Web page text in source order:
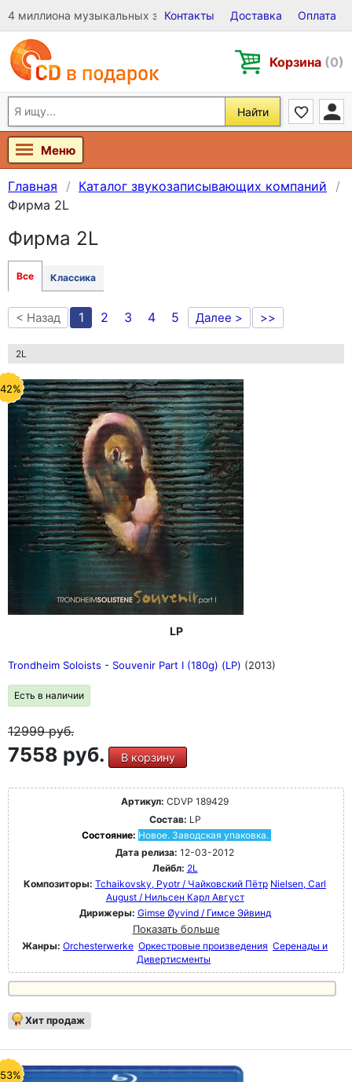
4 миллиона музыкальных записей на Виниле, CD и DVD
Контакты Доставка Оплата
Корзина (0)
Найти
Меню
Главная
Каталог звукозаписывающих компаний
Фирма 2L
Фирма 2L
Все Классика
< Назад 1 2 3 4 5 Далее > >>
2L
LP
Trondheim Soloists - Souvenir Part I (180g) (LP) (2013)
Есть в наличии
12999руб.
7558 руб. В корзину
Артикул: CDVP 189429
Состав: LP
Состояние: Новое. Заводская упаковка.
Дата релиза: 12-03-2012
Лейбл: 2L
Композиторы: Tchaikovsky, Pyotr / Чайковский Пётр Nielsen, Carl
August / Нильсен Карл Август
Дирижеры: Gimse Øyvind / Гимсе Эйвинд
Показать больше
Жанры: Orchesterwerke Оркестровые произведения Серенады и
Дивертисменты
Хит продаж